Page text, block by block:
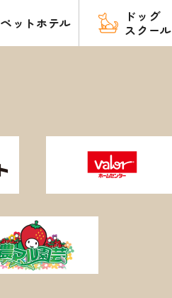
ペットホテル
ドッグ
スクール